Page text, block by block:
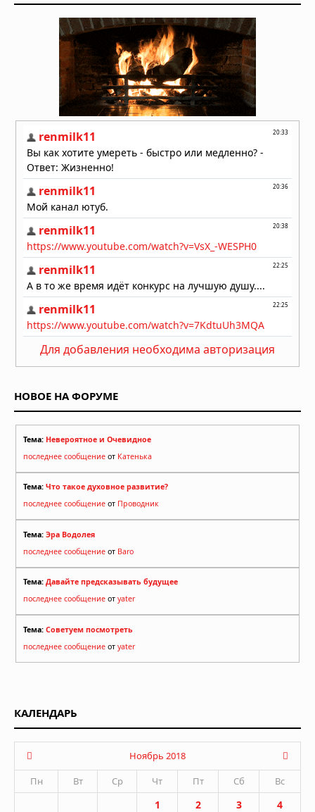
выяснили, почему человеческий
мозг сохраняется тысячи лет
06.08.2026 в 09:11
Жизнь на Земле возникла дважды,
показало исследование
06.08.2026 в 09:06
Магнитное поле Земли
контролирует ваш разум и решения
06.08.2026 в 08:24
слабых социальных связей,
выяснили учёные
Эль-Ниньо 2026 года не станет
супер-Эль-Ниньо, заявил учёный
05.08.2026 в 09:30
Для добавления необходима авторизация
НОВОЕ НА ФОРУМЕ
Тема: Невероятное и Очевидное
последнее сообщение от Катенька
Тема: Что такое духовное развитие?
последнее сообщение от Проводник
Тема: Эра Водолея
последнее сообщение от Baro
Тема: Давайте предсказывать будущее
последнее сообщение от yater
Тема: Советуем посмотреть
последнее сообщение от yater
КАЛЕНДАРЬ
Ноябрь 2018
Пн
Вт Ср Чт Пт Сб Вс
1 2 3
4